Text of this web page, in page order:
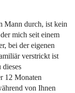
Mann durch, ist kein
mich seit einem
bei der eigenen
verstrickt ist
12 Monaten
von Ihnen